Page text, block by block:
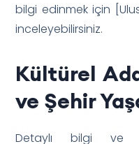
bilgi edinmek için
inceleyebilirsiniz.
Kültürel
ve Şehir
Detaylı bilgi ve